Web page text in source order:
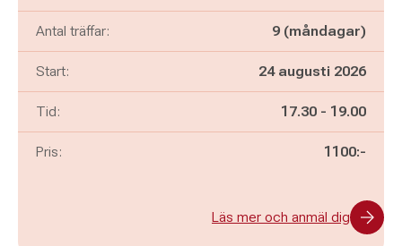
Antal träffar: 9 (måndagar)
Start: 24 augusti 2026
Tid: Pågår mellan
17.30 - och
19.00
Pris: 1100:-
Läs mer och anmäl dig